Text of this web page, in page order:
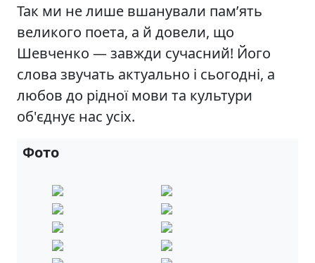
Так ми не лише вшанували пам’ять
великого поета, а й довели, що
Шевченко — завжди сучасний! Його
слова звучать актуально і сьогодні, а
любов до рідної мови та культури
об'єднує нас усіх.
Фото